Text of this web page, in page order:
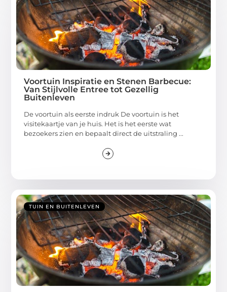
Voortuin Inspiratie en Stenen Barbecue:
Van Stijlvolle Entree tot Gezellig
Buitenleven
De voortuin als eerste indruk De voortuin is het
visitekaartje van je huis. Het is het eerste wat
bezoekers zien en bepaalt direct de uitstraling ...
TUIN EN BUITENLEVEN